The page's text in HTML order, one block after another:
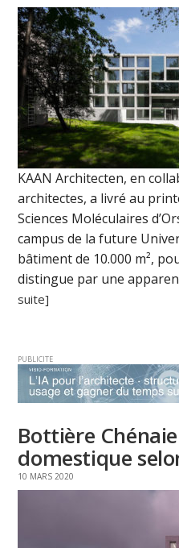
KAAN Architecten, en
architectes, a livré au
Sciences Moléculaires
campus de la future
bâtiment de 10.000 m²,
distingue par une
suite]
PUBLICITE
Bottière
domestique
10 MARS 2020